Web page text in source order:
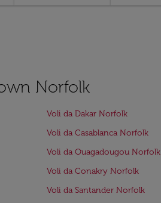
Norfolk
Voli da Dakar Norfolk
Voli da Casablanca Norfolk
Voli da Ouagadougou Norfolk
Voli da Conakry Norfolk
Voli da Santander Norfolk